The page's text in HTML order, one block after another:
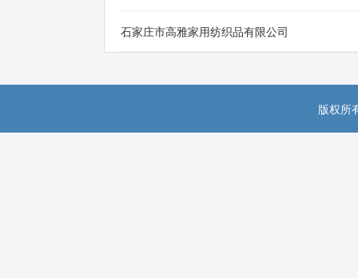
石家庄市高雅家用纺织品有限公司
版权所